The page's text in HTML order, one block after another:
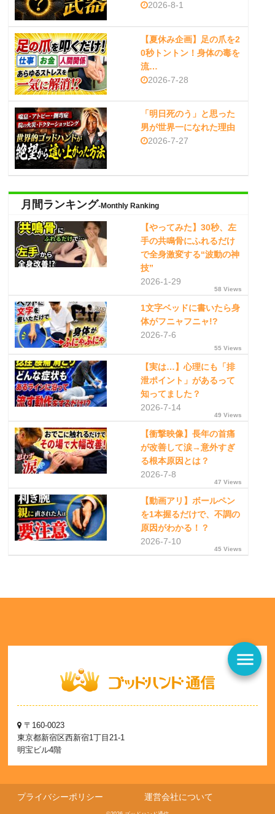
2026-8-1
【夏休み企画】足の爪を2
0秒トントン！身体の毒を
流…
2026-7-28
「明日死のう」と思った
男が世界一になれた理由
2026-7-27
月間ランキング-Monthly Ranking
【やってみた】30秒、左
手の共鳴骨にふれるだけ
で全身激変する“波動の神
技”
2026-1-29
58 Views
1文字ベッドに書いたら身
体がフニャフニャ!?
2026-7-6
55 Views
【実は…】心理にも「排
泄ポイント」があるって
知ってました？
2026-7-14
49 Views
【衝撃映像】長年の首痛
が改善して涙→意外すぎ
る根本原因とは？
2026-7-8
47 Views
【動画アリ】ボールペン
を1本握るだけで、不調の
原因がわかる！？
2026-7-10
45 Views
menu
〒160-0023
東京都新宿区西新宿1丁目21-1
明宝ビル4階
プライバシーポリシー 運営会社について